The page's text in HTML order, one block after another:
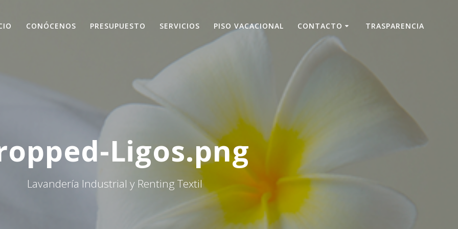
CONÓCENOS PRESUPUESTO SERVICIOS PISO VACACIONAL CONTACTO TRASPARENCIA
Ligos.png
Lavandería Industrial y Renting Textil